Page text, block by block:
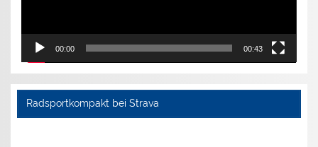
00:00 00:43
Radsportkompakt bei Strava